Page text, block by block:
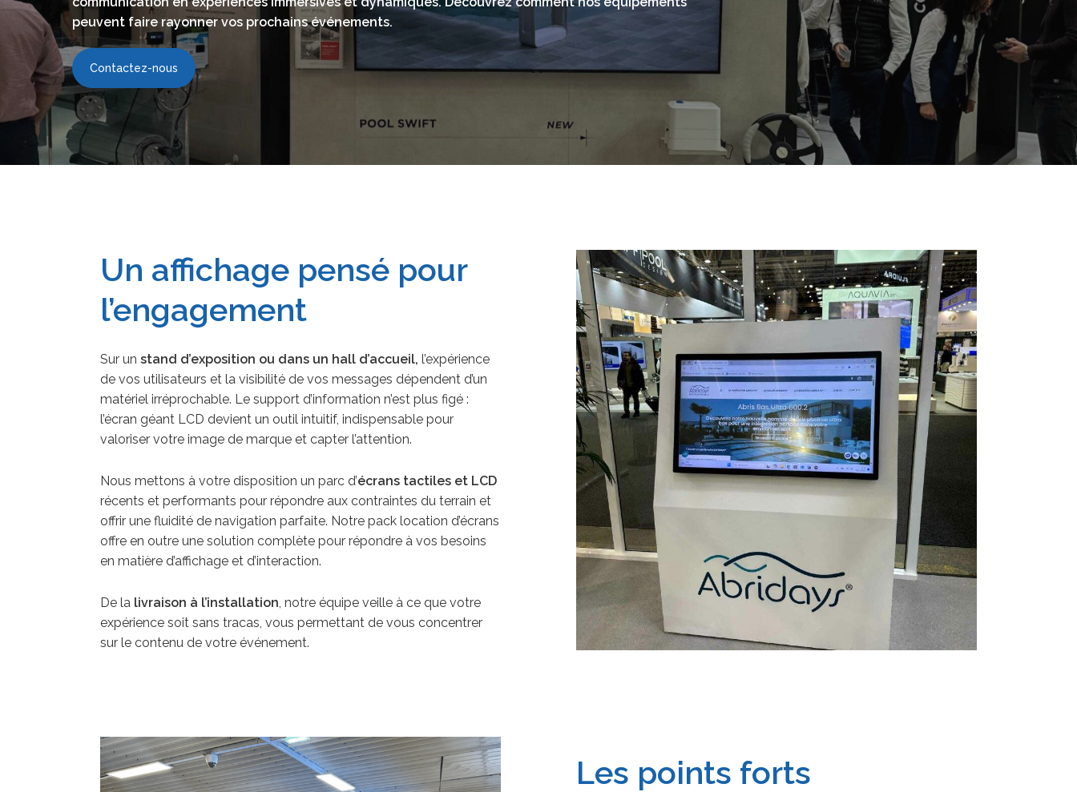
peuvent faire rayonner vos prochains événements.
Contactez-nous
Un affichage pensé pour
l’engagement
Sur unstand d’exposition ou dans un hall d’accueil, l’expérience
de vos utilisateurs et la visibilité de vos messages dépendent d’un
matériel irréprochable. Le support d’information n’est plus figé :
l’écran géant LCD devient un outil intuitif, indispensable pour
valoriser votre image de marque et capter l’attention.
Nous mettons à votre disposition un parc d’écrans tactiles et LCD
récents et performants pour répondre aux contraintes du terrain et
offrir une fluidité de navigation parfaite. Notre pack location d’écrans
offre en outre une solution complète pour répondre à vos besoins
en matière d’affichage et d’interaction.
De la livraison à l’installation, notre équipe veille à ce que votre
expérience soit sans tracas, vous permettant de vous concentrer
sur le contenu de votre événement.
Les points forts